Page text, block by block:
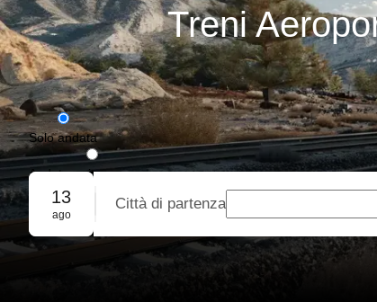
Treni
Solo andata
Andata e ritorno
Prenotazione di gruppo
13
ago
Città di partenza